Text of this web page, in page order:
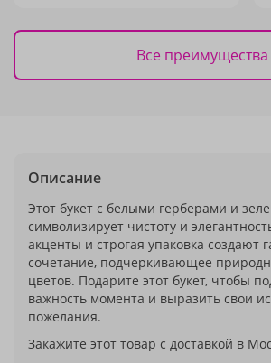
Все преимущества
Описание
Этот букет с белыми герберами и
символизирует чистоту и
акценты и строгая упаковка создают
сочетание, подчеркивающее
цветов. Подарите этот букет, чтобы
важность момента и выразить свои
пожелания.
Закажите этот товар с доставкой в